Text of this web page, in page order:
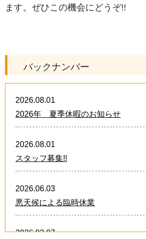
ます。ぜひこの機会にどうぞ!!
バックナンバー
2026.08.01
2026年 夏季休暇のお知らせ
2026.08.01
スタッフ募集!!
2026.06.03
悪天候による臨時休業
2026.02.07